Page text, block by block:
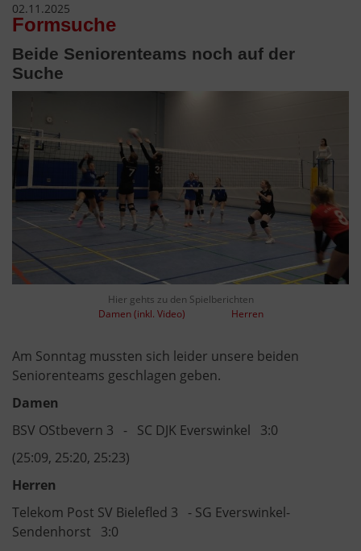
02.11.2025
Formsuche
Beide Seniorenteams noch auf der
Suche
Hier gehts zu den Spielberichten
Damen (inkl. Video)
Herren
Am Sonntag mussten sich leider unsere beiden
Seniorenteams geschlagen geben.
Damen
BSV OStbevern 3 - SC DJK Everswinkel 3:0
(25:09, 25:20, 25:23)
Herren
Telekom Post SV Bielefled 3 - SG Everswinkel-
Sendenhorst 3:0